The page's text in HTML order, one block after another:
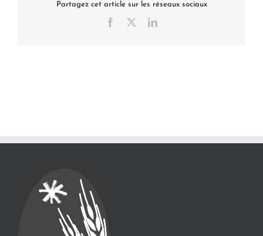
Partagez cet article sur les réseaux sociaux
Facebook LinkedIn